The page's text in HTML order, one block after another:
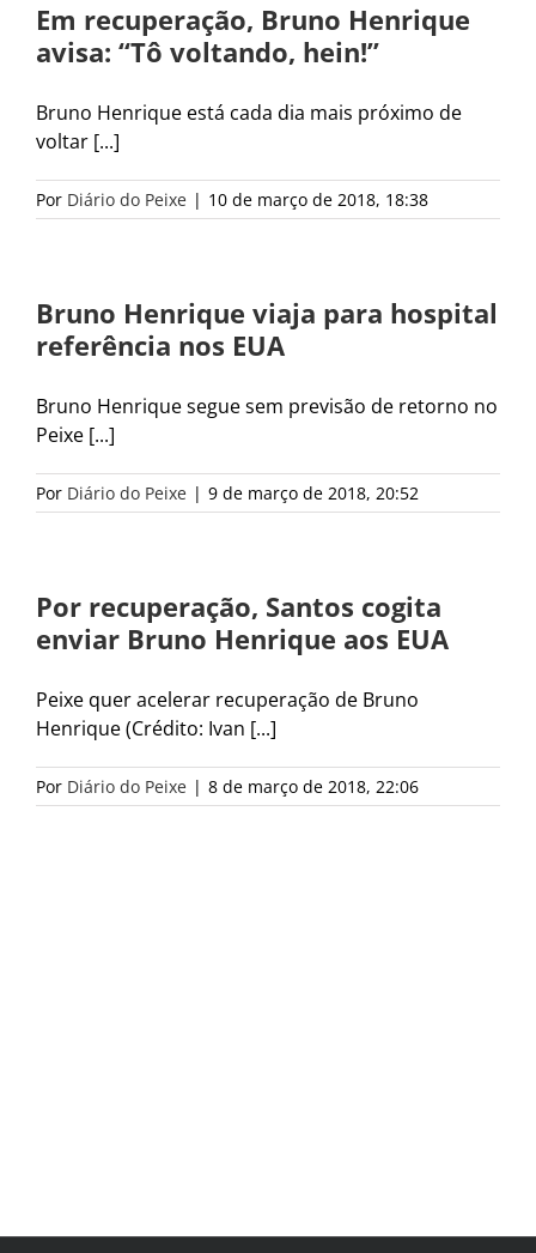
Em recuperação, Bruno Henrique
avisa: “Tô voltando, hein!”
Bruno Henrique está cada dia mais próximo de
voltar [...]
Por Diário do Peixe | 10 de março de 2018, 18:38
Bruno Henrique viaja para hospital
referência nos EUA
Bruno Henrique segue sem previsão de retorno no
Peixe [...]
Por Diário do Peixe | 9 de março de 2018, 20:52
Por recuperação, Santos cogita
enviar Bruno Henrique aos EUA
Peixe quer acelerar recuperação de Bruno
Henrique (Crédito: Ivan [...]
Por Diário do Peixe | 8 de março de 2018, 22:06